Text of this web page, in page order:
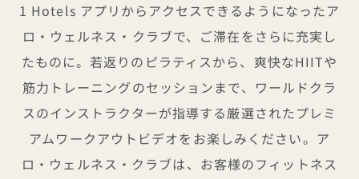
1 Hotels アプリからアクセスできるようになったア
ロ・ウェルネス・クラブで、ご滞在をさらに充実し
たものに。若返りのピラティスから、爽快なHIITや
筋力トレーニングのセッションまで、ワールドクラ
スのインストラクターが指導する厳選されたプレミ
アムワークアウトビデオをお楽しみください。ア
ロ・ウェルネス・クラブは、お客様のフィットネス